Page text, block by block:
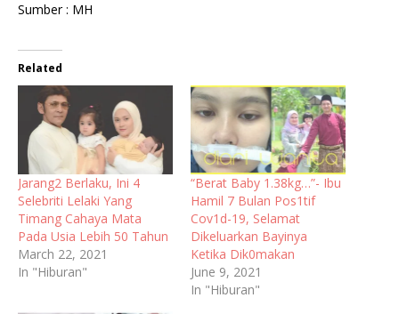
Sumber : MH
Related
Jarang2 Berlaku, Ini 4
Selebriti Lelaki Yang
Timang Cahaya Mata
Pada Usia Lebih 50 Tahun
March 22, 2021
In "Hiburan"
“Berat Baby 1.38kg…”- Ibu
Hamil 7 Bulan Pos1tif
Cov1d-19, Selamat
Dikeluarkan Bayinya
Ketika Dik0makan
June 9, 2021
In "Hiburan"